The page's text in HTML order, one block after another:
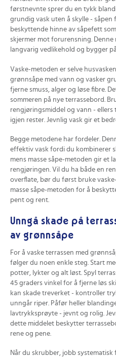
førstnevnte sprer du en tykk
grundig vask uten å skylle - såpen
beskyttende hinne av såpefett
skjermer mot forurensning.
langvarig vedlikehold og bygger
Vaske-metoden er selve
grønnsåpe med vann og vasker
fjerne smuss, alger og løse fibre.
sommeren på nye terrassebord.
rengjøringsmiddel og vann -
igjen rester. Jevnlig vask gir et
Begge metodene har fordeler.
effektiv vask fordi du kombinerer
mens masse såpe-metoden gir et
rengjøringen. Vil du ha både en
overflate, bør du først bruke
masse såpe-metoden for å
pent og rent.
Unngå skade på
av grønnsåpe
For å vaske terrassen med
følger du noen enkle steg. Start
potter, lykter og alt løst. Spyl
45 graders vinkel for å fjerne løs
kan skade treverket - kontroller
unngår riper. Påfør heller
lavtrykksprøyte - jevnt og rolig.
dette middelet beskytter
rene og pene.
Når du skrubber, jobb systematisk